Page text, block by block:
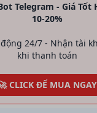
Telegram - Giá Tốt
10-20%
24/7 - Nhận tài
khi thanh toán
CLICK ĐỂ MUA NGAY